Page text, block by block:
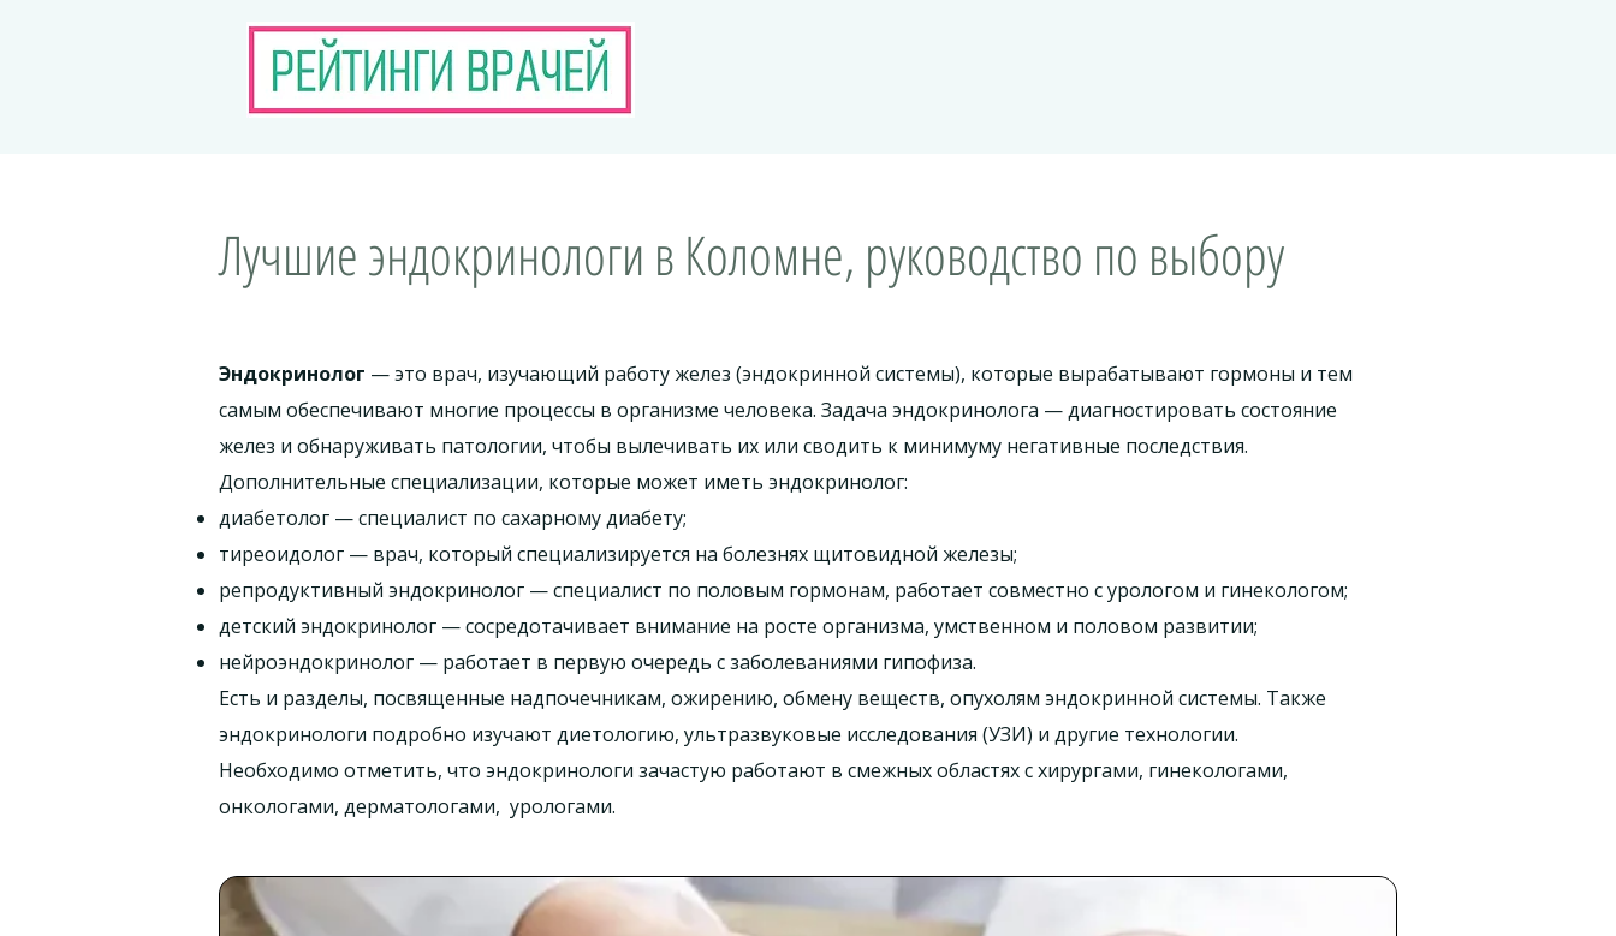
Лучшие эндокринологи в Коломне, руководство по выбору
Эндокринолог — это врач, изучающий работу желез (эндокринной системы), которые вырабатывают гормоны и тем
самым обеспечивают многие процессы в организме человека. Задача эндокринолога — диагностировать состояние
желез и обнаруживать патологии, чтобы вылечивать их или сводить к минимуму негативные последствия.
Дополнительные специализации, которые может иметь эндокринолог:
диабетолог — специалист по сахарному диабету;
тиреоидолог — врач, который специализируется на болезнях щитовидной железы;
репродуктивный эндокринолог — специалист по половым гормонам, работает совместно с урологом и гинекологом;
детский эндокринолог — сосредотачивает внимание на росте организма, умственном и половом развитии;
нейроэндокринолог — работает в первую очередь с заболеваниями гипофиза.
Есть и разделы, посвященные надпочечникам, ожирению, обмену веществ, опухолям эндокринной системы. Также
эндокринологи подробно изучают диетологию, ультразвуковые исследования (УЗИ) и другие технологии.
Необходимо отметить, что эндокринологи зачастую работают в смежных областях с хирургами, гинекологами,
онкологами, дерматологами, урологами.